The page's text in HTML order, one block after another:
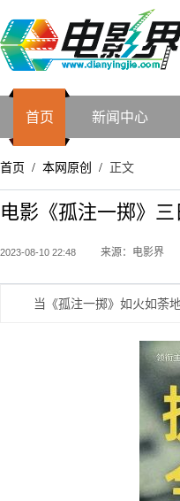
首页 新闻中心
首页 / 本网原创 / 正文
电影《孤注一掷》
2023-08-10 22:48 来源：电影界
当《孤注一掷》如火如荼